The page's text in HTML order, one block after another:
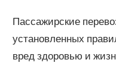
Пассажирские
установленных
вред здоровью и